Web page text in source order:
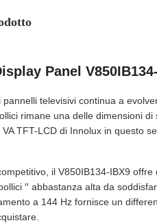
Panel
televisivi continua a
rimane una delle dimensioni
TFT-LCD di Innolux in questo
il V850IB134-IBX9
′′ abbastanza alta da
a 144 Hz fornisce un